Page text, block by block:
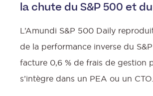
la chute du S&P 500 et
L’Amundi S&P 500 Daily
de la performance inverse du
facture 0,6 % de frais de gestion
s’intègre dans un PEA ou un CTO.